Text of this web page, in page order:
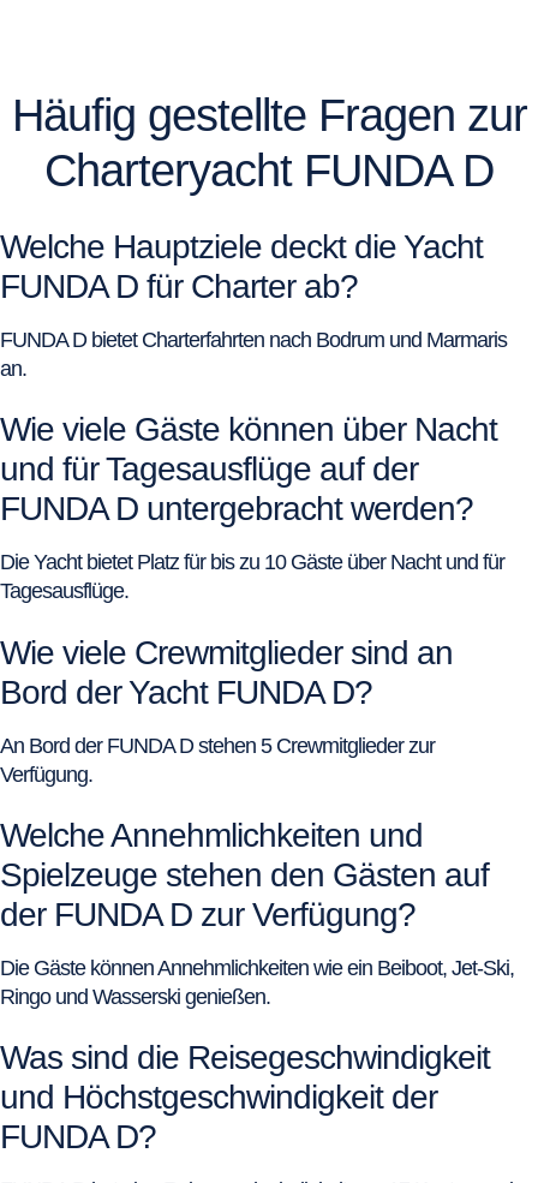
Häufig gestellte Fragen zur
Charteryacht FUNDA D
Welche Hauptziele deckt die Yacht
FUNDA D für Charter ab?
FUNDA D bietet Charterfahrten nach Bodrum und Marmaris
an.
Wie viele Gäste können über Nacht
und für Tagesausflüge auf der
FUNDA D untergebracht werden?
Die Yacht bietet Platz für bis zu 10 Gäste über Nacht und für
Tagesausflüge.
Wie viele Crewmitglieder sind an
Bord der Yacht FUNDA D?
An Bord der FUNDA D stehen 5 Crewmitglieder zur
Verfügung.
Welche Annehmlichkeiten und
Spielzeuge stehen den Gästen auf
der FUNDA D zur Verfügung?
Die Gäste können Annehmlichkeiten wie ein Beiboot, Jet-Ski,
Ringo und Wasserski genießen.
Was sind die Reisegeschwindigkeit
und Höchstgeschwindigkeit der
FUNDA D?